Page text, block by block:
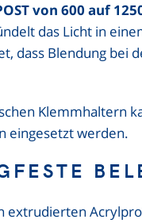
von 600 auf
das Licht in
dass Blendung
eingesetzt werden.
extrudierten